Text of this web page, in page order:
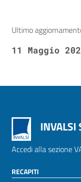
Ultimo
11 Maggio
Accedi alla sezione
RECAPITI